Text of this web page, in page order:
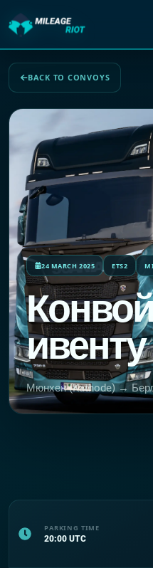
BACK TO CONVOYS
24 MARCH 2025 ETS2
Мюнхен (Kathode) →
PARKING TIME
20:00 UTC